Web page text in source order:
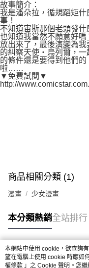
故事簡介：
我是潘朵拉，循規蹈矩
事！
不知道宙斯那個老頭發
也知道我當然不願意好
放出來了，最後演變為
的糾察天使‧烏列爾，一
的條件還是要得到他們
啦……
▼免費試閱▼
http://
商品相關分類 (1)
漫畫 少女漫畫
本分類熱銷全站排行
熱門標籤
本網站中使用 cookie，欲查詢
望在電腦上使用 cookie 時應如
權條款 」之 Cookie 聲明。您